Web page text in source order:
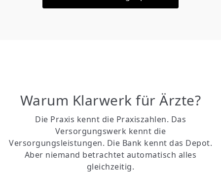
Warum Klarwerk für Ärzte?
Die Praxis kennt die Praxiszahlen. Das
Versorgungswerk kennt die
Versorgungsleistungen. Die Bank kennt das Depot.
Aber niemand betrachtet automatisch alles
gleichzeitig.